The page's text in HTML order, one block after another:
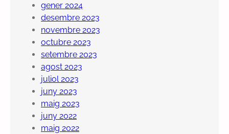
gener 2024
desembre 2023
novembre 2023
octubre 2023
setembre 2023
agost 2023
juliol 2023
juny 2023
maig 2023
juny 2022
maig 2022